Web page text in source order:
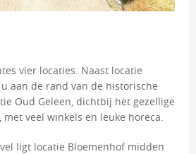
vier locaties. Naast locatie
aan de rand van de historische
Oud Geleen, dichtbij het gezellige
veel winkels en leuke horeca.
ligt locatie Bloemenhof midden